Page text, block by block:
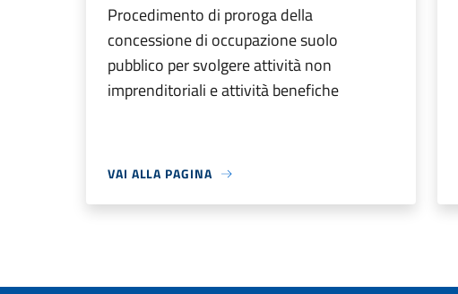
Procedimento di proroga della
concessione di occupazione suolo
pubblico per svolgere attività non
imprenditoriali e attività benefiche
VAI ALLA PAGINA